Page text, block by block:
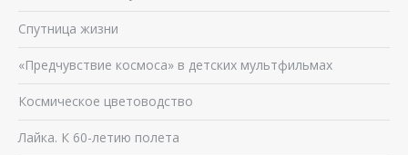
Спутница жизни
«Предчувствие космоса» в детских мультфильмах
Космическое цветоводство
Лайка. К 60-летию полета